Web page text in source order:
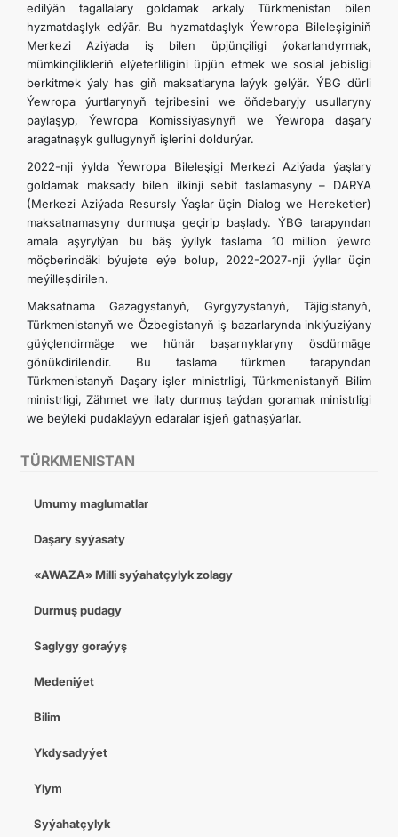
TÜRKMENISTAN
Umumy maglumatlar
Daşary syýasaty
«AWAZA» Milli syýahatçylyk zolagy
Durmuş pudagy
Saglygy goraýyş
Medeniýet
Bilim
Ykdysadyýet
Ylym
Syýahatçylyk
edilýän tagallalary goldamak arkaly Türkmenistan bilen
hyzmatdaşlyk edýär. Bu hyzmatdaşlyk Ýewropa Bileleşiginiň
Merkezi Aziýada iş bilen üpjünçiligi ýokarlandyrmak,
mümkinçilikleriň elýeterliligini üpjün etmek we sosial jebisligi
berkitmek ýaly has giň maksatlaryna laýyk gelýär. ÝBG dürli
Ýewropa ýurtlarynyň tejribesini we öňdebaryjy usullaryny
paýlaşyp, Ýewropa Komissiýasynyň we Ýewropa daşary
aragatnaşyk gullugynyň işlerini doldurýar.
2022-nji ýylda Ýewropa Bileleşigi Merkezi Aziýada ýaşlary
goldamak maksady bilen ilkinji sebit taslamasyny – DARYA
(Merkezi Aziýada Resursly Ýaşlar üçin Dialog we Hereketler)
maksatnamasyny durmuşa geçirip başlady. ÝBG tarapyndan
amala aşyrylýan bu bäş ýyllyk taslama 10 million ýewro
möçberindäki býujete eýe bolup, 2022-2027-nji ýyllar üçin
meýilleşdirilen.
Maksatnama Gazagystanyň, Gyrgyzystanyň, Täjigistanyň,
Türkmenistanyň we Özbegistanyň iş bazarlarynda inklýuziýany
güýçlendirmäge we hünär başarnyklaryny ösdürmäge
gönükdirilendir. Bu taslama türkmen tarapyndan
Türkmenistanyň Daşary işler ministrligi, Türkmenistanyň Bilim
ministrligi, Zähmet we ilaty durmuş taýdan goramak ministrligi
we beýleki pudaklaýyn edaralar işjeň gatnaşýarlar.